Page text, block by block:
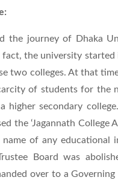
the journey of Dhaka
the university
two colleges. At that
of students for the
secondary
the ‘Jagannath College
of any educational
Board was
over to a Governing